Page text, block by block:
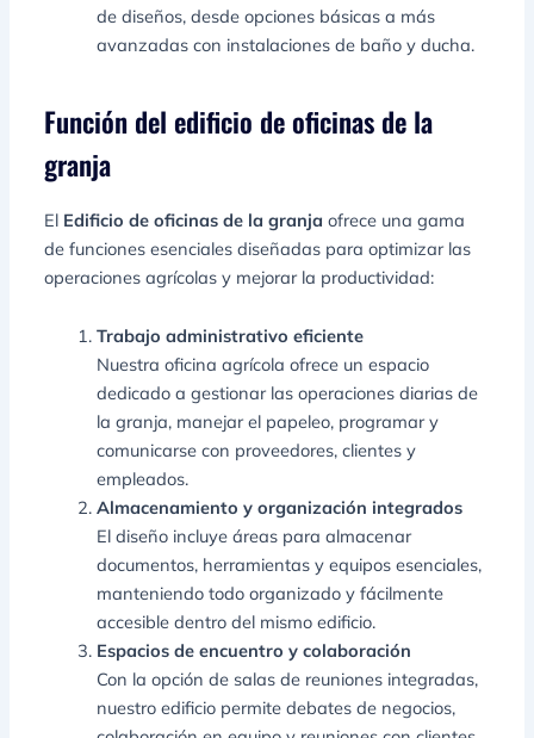
de diseños, desde opciones básicas a más
avanzadas con instalaciones de baño y ducha.
Función del edificio de oficinas de la
granja
El Edificio de oficinas de la granja ofrece una gama
de funciones esenciales diseñadas para optimizar las
operaciones agrícolas y mejorar la productividad:
Trabajo administrativo eficiente
Nuestra oficina agrícola ofrece un espacio
dedicado a gestionar las operaciones diarias de
la granja, manejar el papeleo, programar y
comunicarse con proveedores, clientes y
empleados.
Almacenamiento y organización integrados
El diseño incluye áreas para almacenar
documentos, herramientas y equipos esenciales,
manteniendo todo organizado y fácilmente
accesible dentro del mismo edificio.
Espacios de encuentro y colaboración
Con la opción de salas de reuniones integradas,
nuestro edificio permite debates de negocios,